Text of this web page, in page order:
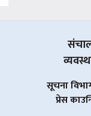
सूचना
प्रेस